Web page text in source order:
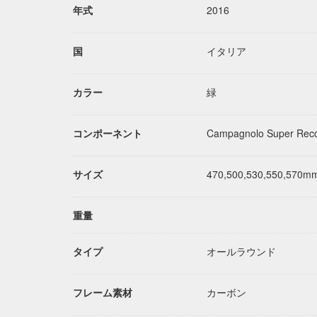
年式 2016
国 イタリア
カラー 緑
コンポーネント Campagnolo Super
サイズ
重量
タイプ オールラウンド
フレーム素材 カーボン